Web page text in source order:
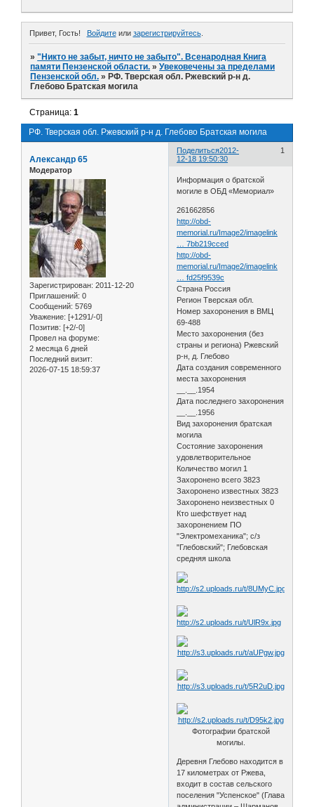
Привет, Гость! Войдитеили зарегистрируйтесь.
»"Никто не забыт, ничто не забыто". Всенародная Книга
памяти Пензенской области. »Увековечены за пределами
Пензенской обл. » РФ. Тверская обл. Ржевский р-н д.
Глебово Братская могила
РФ. Тверская обл. Ржевский р-н д. Глебово Братская могила
Страница:1
Поделиться 1
2012-
12-18 19:50:30
Александр 65
Модератор
Зарегистрирован: 2011-12-20
Приглашений: 0
Сообщений: 5769
Уважение: [+1291/-0]
Позитив: [+2/-0]
Провел на форуме:
2 месяца 6 дней
Последний визит:
2026-07-15 18:59:37
Информация о братской
могиле в ОБД «Мемориал»
261662856
http://obd-
memorial.ru/Image2/imagelink
… 7bb219cced
http://obd-
memorial.ru/Image2/imagelink
… fd25f9539c
Страна Россия
Регион Тверская обл.
Номер захоронения в ВМЦ
69-488
Место захоронения (без
страны и региона) Ржевский
р-н, д. Глебово
Дата создания современного
места захоронения
__.__.1954
Дата последнего захоронения
__.__.1956
Вид захоронения братская
могила
Состояние захоронения
удовлетворительное
Количество могил 1
Захоронено всего 3823
Захоронено известных 3823
Захоронено неизвестных 0
Кто шефствует над
захоронением ПО
"Электромеханика"; с/з
"Глебовский"; Глебовская
средняя школа
Фотографии братской
могилы.
Деревня Глебово находится в
17 километрах от Ржева,
входит в состав сельского
поселения "Успенское" (Глава